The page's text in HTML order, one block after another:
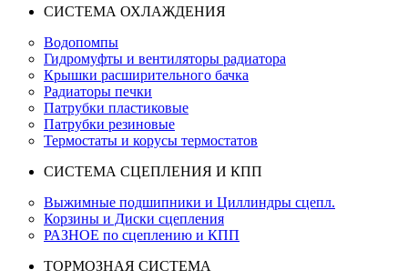
СИСТЕМА ОХЛАЖДЕНИЯ
Водопомпы
Гидромуфты и вентиляторы радиатора
Крышки расширительного бачка
Радиаторы печки
Патрубки пластиковые
Патрубки резиновые
Термостаты и корусы термостатов
СИСТЕМА СЦЕПЛЕНИЯ И КПП
Выжимные подшипники и Циллиндры сцепл.
Корзины и Диски сцепления
РАЗНОЕ по сцеплению и КПП
ТОРМОЗНАЯ СИСТЕМА